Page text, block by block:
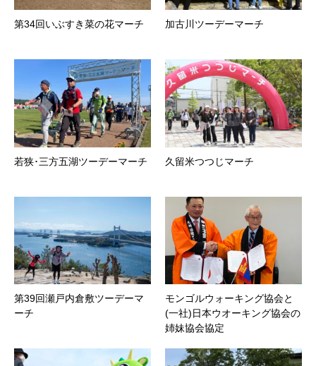
第34回いぶすき菜の花マーチ 加古川ツーデーマーチ
若狭･三方五湖ツーデーマーチ 久留米つつじマーチ
第39回瀬戸内倉敷ツーデーマ
ーチ
モンゴルウォーキング協会と
(一社)日本ウオーキング協会の
姉妹協会協定